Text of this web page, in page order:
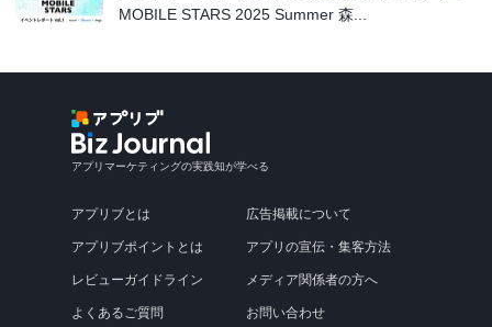
MOBILE STARS 2025 Summer 森...
アプリマーケティングの実践知が学べる
アプリブとは
アプリブポイントとは
レビューガイドライン
よくあるご質問
広告掲載について
アプリの宣伝・集客方法
メディア関係者の方へ
お問い合わせ